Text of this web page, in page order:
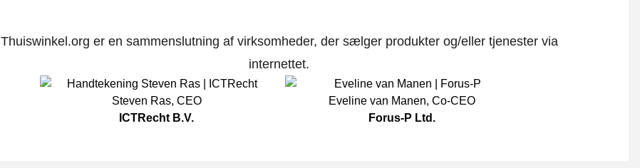
Thuiswinkel.org er en sammenslutning af virksomheder, der sælger produkter og/eller tjenester via
internettet.
Steven Ras, CEO
ICTRecht B.V.
Eveline van Manen, Co-CEO
Forus-P Ltd.